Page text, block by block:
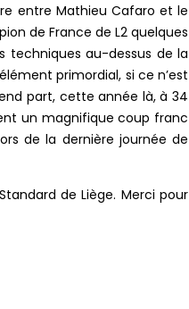
entre Mathieu Cafaro et le
de France de L2 quelques
techniques au-dessus de la
primordial, si ce n’est
part, cette année là, à 34
un magnifique coup franc
de la dernière journée de
de Liège. Merci pour